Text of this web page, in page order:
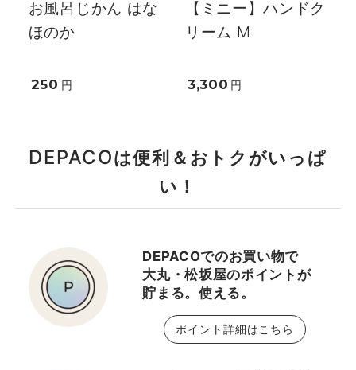
お風呂じかん はな
ほのか
250 円
【ミニー】ハンドク
リーム M
3,300 円
DEPACOは便利＆おトクがいっぱ
い！
DEPACOでのお買い物で
大丸・松坂屋のポイントが
貯まる。使える。
ポイント詳細はこちら